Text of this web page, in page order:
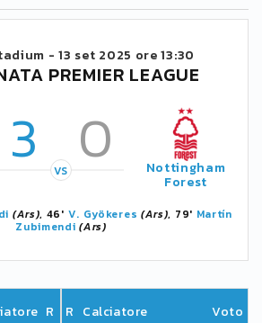
-13 set 2025 ore 13:30
PREMIER LEAGUE
3 0
VS Nottingham
Forest
(Ars), 46' V. Gyökeres (Ars), 79' Martín
Zubimendi (Ars)
R R Calciatore Voto